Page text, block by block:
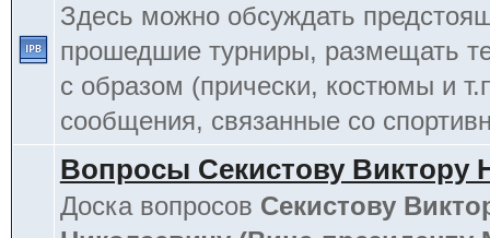
Здесь можно обсуждать
прошедшие турниры, размещать
с образом (прически, костюмы и
сообщения, связанные со
Вопросы Секистову Виктору
Доска вопросов Секистову